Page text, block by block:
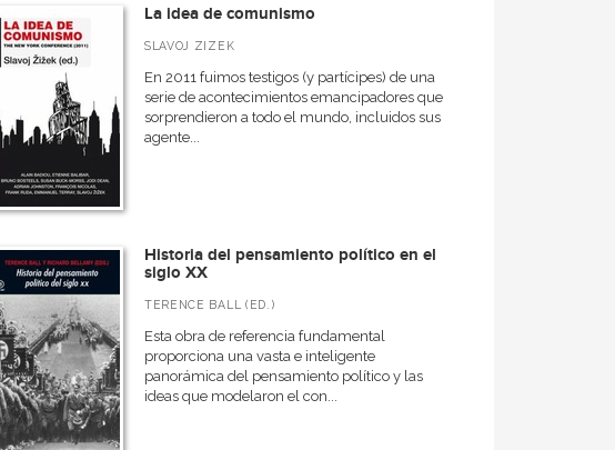
La idea de comunismo
SLAVOJ ZIZEK
En 2011 fuimos testigos (y partícipes) de una
serie de acontecimientos emancipadores que
sorprendieron a todo el mundo, incluidos sus
agente...
Historia del pensamiento político en el
siglo XX
TERENCE BALL (ED.)
Esta obra de referencia fundamental
proporciona una vasta e inteligente
panorámica del pensamiento político y las
ideas que modelaron el con...